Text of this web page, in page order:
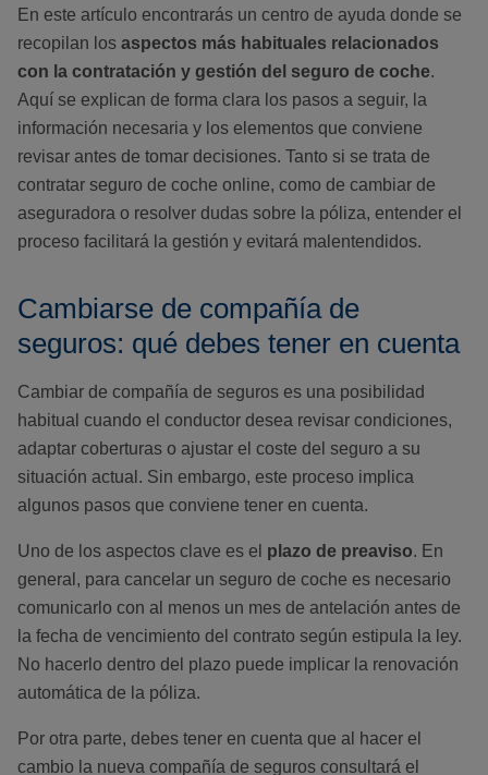
En este artículo encontrarás un centro de ayuda donde se
recopilan los aspectos más habituales relacionados
con la contratación y gestión del seguro de coche.
Aquí se explican de forma clara los pasos a seguir, la
información necesaria y los elementos que conviene
revisar antes de tomar decisiones. Tanto si se trata de
contratar seguro de coche online, como de cambiar de
aseguradora o resolver dudas sobre la póliza, entender el
proceso facilitará la gestión y evitará malentendidos.
Cambiarse de compañía de
seguros: qué debes tener en cuenta
Cambiar de compañía de seguros es una posibilidad
habitual cuando el conductor desea revisar condiciones,
adaptar coberturas o ajustar el coste del seguro a su
situación actual. Sin embargo, este proceso implica
algunos pasos que conviene tener en cuenta.
Uno de los aspectos clave es el plazo de preaviso. En
general, para cancelar un seguro de coche es necesario
comunicarlo con al menos un mes de antelación antes de
la fecha de vencimiento del contrato según estipula la ley.
No hacerlo dentro del plazo puede implicar la renovación
automática de la póliza.
Por otra parte, debes tener en cuenta que al hacer el
cambio la nueva compañía de seguros consultará el